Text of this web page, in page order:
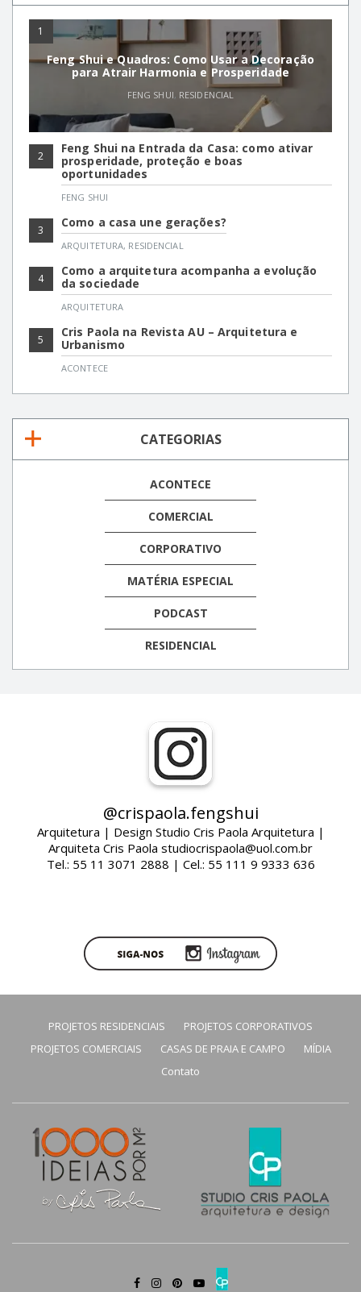
1
Feng Shui e Quadros: Como Usar a Decoração
para Atrair Harmonia e Prosperidade
FENG SHUI, RESIDENCIAL
2
Feng Shui na Entrada da Casa: como ativar
prosperidade, proteção e boas
oportunidades
FENG SHUI
3 Como a casa une gerações?
ARQUITETURA, RESIDENCIAL
4
Como a arquitetura acompanha a evolução
da sociedade
ARQUITETURA
5
Cris Paola na Revista AU – Arquitetura e
Urbanismo
ACONTECE
CATEGORIAS
ACONTECE
COMERCIAL
CORPORATIVO
MATÉRIA ESPECIAL
PODCAST
RESIDENCIAL
@crispaola.fengshui
Arquitetura | Design Studio Cris Paola Arquitetura |
Arquiteta Cris Paola studiocrispaola@uol.com.br
Tel.: 55 11 3071 2888 | Cel.: 55 111 9 9333 636
PROJETOS RESIDENCIAIS
PROJETOS CORPORATIVOS
PROJETOS COMERCIAIS
CASAS DE PRAIA E CAMPO
MÍDIA
Contato